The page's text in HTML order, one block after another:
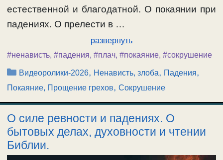
естественной и благодатной. О покаянии при
падениях. О прелести в …
развернуть
#ненависть, #падения, #плач, #покаяние, #сокрушение
Рубрики
Видеоролики-2026, Ненависть, злоба, Падения,
Покаяние, Прощение грехов, Сокрушение
О силе ревности и падениях. О
бытовых делах, духовности и чтении
Библии.